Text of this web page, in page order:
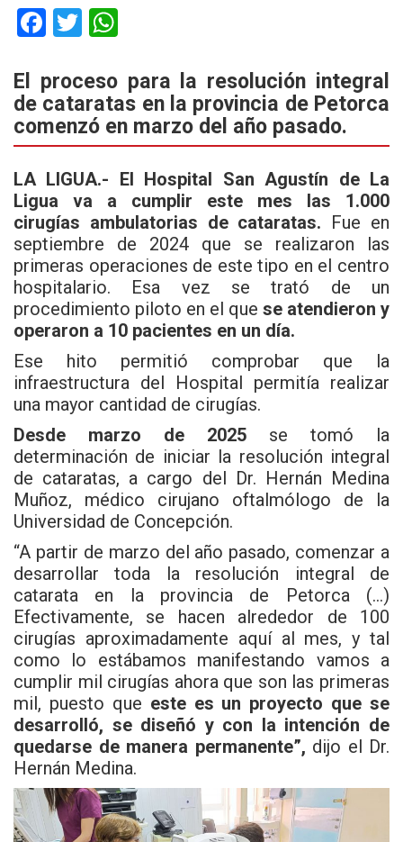
F
ce
b
o
o
k
T
tt
er
at
s
A
p
p
El proceso para la resolución integral
de cataratas en la provincia de Petorca
comenzó en marzo del año pasado.
LA LIGUA.- El Hospital San Agustín de La
Ligua va a cumplir este mes las 1.000
cirugías ambulatorias de cataratas. Fue en
septiembre de 2024 que se realizaron las
primeras operaciones de este tipo en el centro
hospitalario. Esa vez se trató de un
procedimiento piloto en el que se atendieron y
operaron a 10 pacientes en un día.
Ese hito permitió comprobar que la
infraestructura del Hospital permitía realizar
una mayor cantidad de cirugías.
Desde marzo de 2025 se tomó la
determinación de iniciar la resolución integral
de cataratas, a cargo del Dr. Hernán Medina
Muñoz, médico cirujano oftalmólogo de la
Universidad de Concepción.
“A partir de marzo del año pasado, comenzar a
desarrollar toda la resolución integral de
catarata en la provincia de Petorca (…)
Efectivamente, se hacen alrededor de 100
cirugías aproximadamente aquí al mes, y tal
como lo estábamos manifestando vamos a
cumplir mil cirugías ahora que son las primeras
mil, puesto que este es un proyecto que se
desarrolló, se diseñó y con la intención de
quedarse de manera permanente”, dijo el Dr.
Hernán Medina.